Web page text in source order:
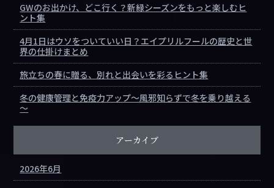
GWのお出かけ、どこ行く？新緑シーズンをもっと楽しむヒ
ント集
4月1日はウソをついていい日？エイプリルフールの歴史と世
界の仕掛けまとめ
旅立ちの春に贈る、別れと出会いを彩るヒント集
冬の健康管理と免疫力アップ～風邪知らずで冬を乗り越える
～
アーカイブ
2026年6月